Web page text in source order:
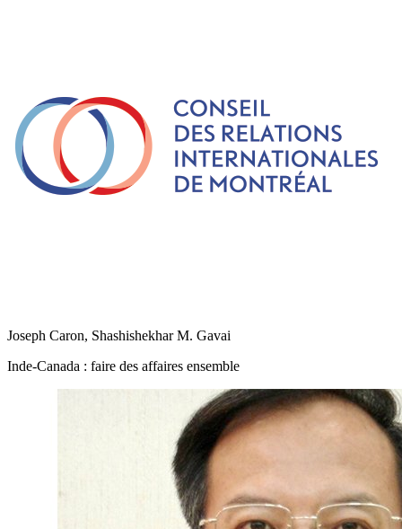
Joseph Caron, Shashishekhar M. Gavai
Inde-Canada : faire des affaires ensemble